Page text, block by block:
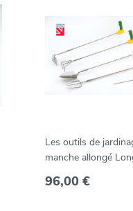
Les outils de
manche allongé
96,00 €